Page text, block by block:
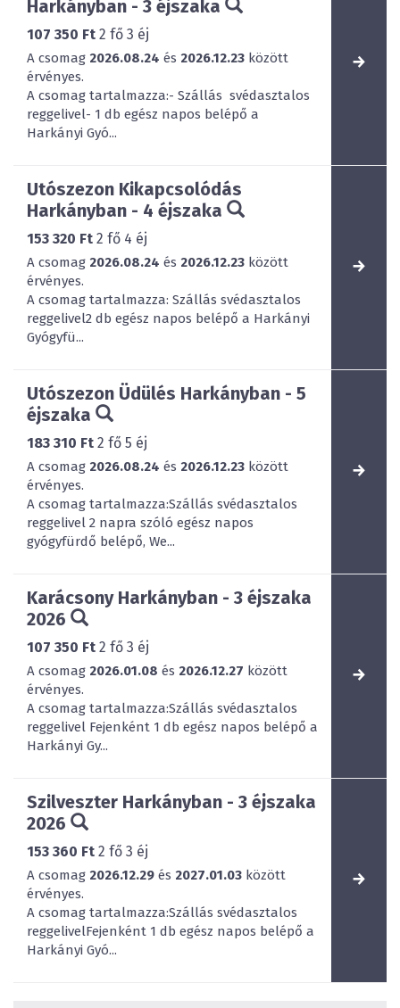
Harkányban - 3 éjszaka
107 350 Ft 2 fő 3 éj
A csomag 2026.08.24 és 2026.12.23 között
érvényes.
A csomag tartalmazza:- Szállás svédasztalos
reggelivel- 1 db egész napos belépő a
Harkányi Gyó...
Utószezon Kikapcsolódás
Harkányban - 4 éjszaka
153 320 Ft 2 fő 4 éj
A csomag 2026.08.24 és 2026.12.23 között
érvényes.
A csomag tartalmazza: Szállás svédasztalos
reggelivel2 db egész napos belépő a Harkányi
Gyógyfü...
Utószezon Üdülés Harkányban - 5
éjszaka
183 310 Ft 2 fő 5 éj
A csomag 2026.08.24 és 2026.12.23 között
érvényes.
A csomag tartalmazza:Szállás svédasztalos
reggelivel 2 napra szóló egész napos
gyógyfürdő belépő, We...
Karácsony Harkányban - 3 éjszaka
2026
107 350 Ft 2 fő 3 éj
A csomag 2026.01.08 és 2026.12.27 között
érvényes.
A csomag tartalmazza:Szállás svédasztalos
reggelivel Fejenként 1 db egész napos belépő a
Harkányi Gy...
Szilveszter Harkányban - 3 éjszaka
2026
153 360 Ft 2 fő 3 éj
A csomag 2026.12.29 és 2027.01.03 között
érvényes.
A csomag tartalmazza:Szállás svédasztalos
reggelivelFejenként 1 db egész napos belépő a
Harkányi Gyó...